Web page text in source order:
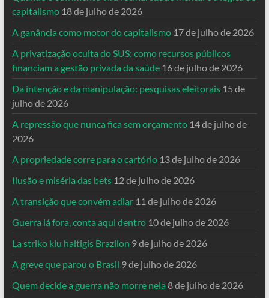
capitalismo 18 de julho de 2026
A ganância como motor do capitalismo 17 de julho de 2026
A privatização oculta do SUS: como recursos públicos
financiam a gestão privada da saúde 16 de julho de 2026
Da intenção e da manipulação: pesquisas eleitorais 15 de
julho de 2026
A repressão que nunca fica sem orçamento 14 de julho de
2026
A propriedade corre para o cartório 13 de julho de 2026
Ilusão e miséria das bets 12 de julho de 2026
A transição que convém adiar 11 de julho de 2026
Guerra lá fora, conta aqui dentro 10 de julho de 2026
La striko kiu haltigis Brazilon 9 de julho de 2026
A greve que parou o Brasil 9 de julho de 2026
Quem decide a guerra não morre nela 8 de julho de 2026